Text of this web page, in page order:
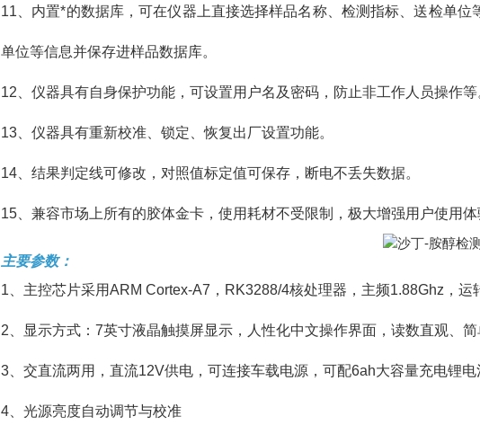
11、内置*的数据库，可在仪器上直接选择样品名称、检测指标、送检单
单位等信息并保存进样品数据库。
12、仪器具有自身保护功能，可设置用户名及密码，防止非工作人员操作等
13、仪器具有重新校准、锁定、恢复出厂设置功能。
14、结果判定线可修改，对照值标定值可保存，断电不丢失数据。
15、兼容市场上所有的胶体金卡，使用耗材不受限制，极大增强用户使用体
主要参数：
1、主控芯片采用ARM Cortex-A7，RK3288/4核处理器，主频1.88Ghz，运
2、显示方式：7英寸液晶触摸屏显示，人性化中文操作界面，读数直观、简
3、交直流两用，直流12V供电，可连接车载电源，可配6ah大容量充电锂电
4、光源亮度自动调节与校准